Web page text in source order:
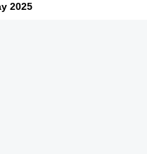
2025